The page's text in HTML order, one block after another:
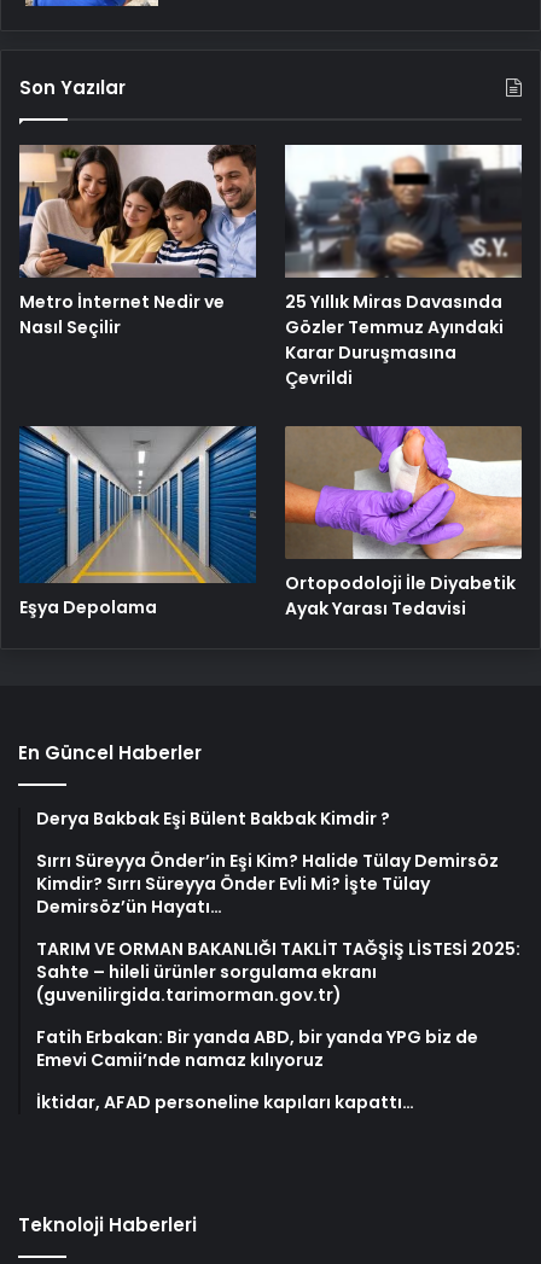
Son Yazılar
Metro İnternet Nedir ve
Nasıl Seçilir
25 Yıllık Miras Davasında
Gözler Temmuz Ayındaki
Karar Duruşmasına
Çevrildi
Eşya Depolama
Ortopodoloji İle Diyabetik
Ayak Yarası Tedavisi
En Güncel Haberler
Derya Bakbak Eşi Bülent Bakbak Kimdir ?
Sırrı Süreyya Önder’in Eşi Kim? Halide Tülay Demirsöz
Kimdir? Sırrı Süreyya Önder Evli Mi? İşte Tülay
Demirsöz’ün Hayatı…
TARIM VE ORMAN BAKANLIĞI TAKLİT TAĞŞİŞ LİSTESİ 2025:
Sahte – hileli ürünler sorgulama ekranı
(guvenilirgida.tarimorman.gov.tr)
Fatih Erbakan: Bir yanda ABD, bir yanda YPG biz de
Emevi Camii’nde namaz kılıyoruz
İktidar, AFAD personeline kapıları kapattı…
Teknoloji Haberleri